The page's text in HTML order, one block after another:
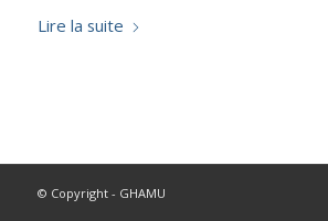
Lire la suite
© Copyright - GHAMU